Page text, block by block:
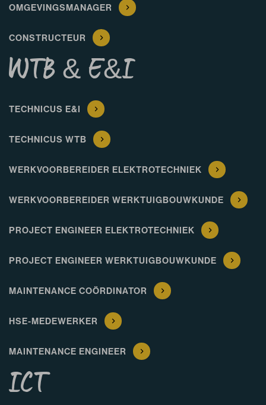
OMGEVINGSMANAGER
CONSTRUCTEUR
WTB & E&I
TECHNICUS E&I
TECHNICUS WTB
WERKVOORBEREIDER ELEKTROTECHNIEK
WERKVOORBEREIDER WERKTUIGBOUWKUNDE
PROJECT ENGINEER ELEKTROTECHNIEK
PROJECT ENGINEER WERKTUIGBOUWKUNDE
MAINTENANCE COÖRDINATOR
HSE-MEDEWERKER
MAINTENANCE ENGINEER
ICT